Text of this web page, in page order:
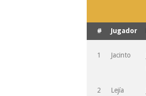
# Jugador
1 Jacinto
2 Lejía